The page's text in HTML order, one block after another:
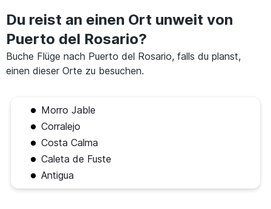
Du reist an einen Ort unweit von
Puerto del Rosario?
Buche Flüge nach Puerto del Rosario, falls du planst,
einen dieser Orte zu besuchen.
Morro Jable
Corralejo
Costa Calma
Caleta de Fuste
Antigua